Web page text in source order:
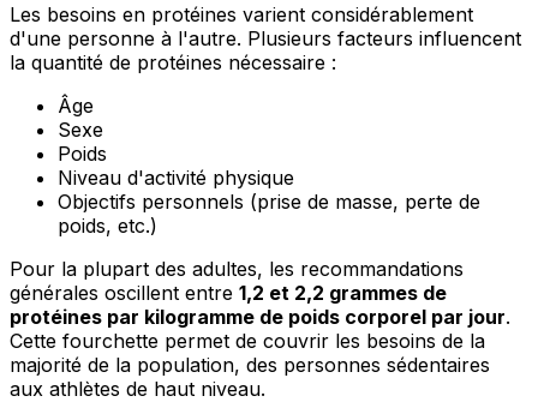
Les besoins en protéines varient considérablement
d'une personne à l'autre. Plusieurs facteurs influencent
la quantité de protéines nécessaire :
Âge
Sexe
Poids
Niveau d'activité physique
Objectifs personnels (prise de masse, perte de
poids, etc.)
Pour la plupart des adultes, les recommandations
générales oscillent entre 1,2 et 2,2 grammes de
protéines par kilogramme de poids corporel par jour.
Cette fourchette permet de couvrir les besoins de la
majorité de la population, des personnes sédentaires
aux athlètes de haut niveau.